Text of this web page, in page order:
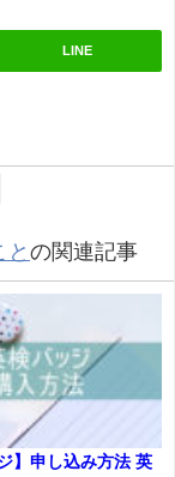
LINE
と の関連記事
】申し込み方法 英